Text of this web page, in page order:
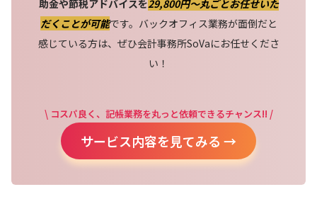
助金や節税アドバイスを29,800円〜丸ごとお任せいた
だくことが可能です。バックオフィス業務が面倒だと
感じている方は、ぜひ会計事務所SoVaにお任せくださ
い！
\ コスパ良く、記帳業務を丸っと依頼できるチャンス!! /
サービス内容を見てみる →